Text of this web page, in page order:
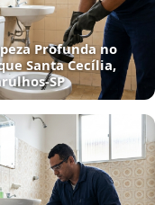
Profunda no
Santa Cecília,